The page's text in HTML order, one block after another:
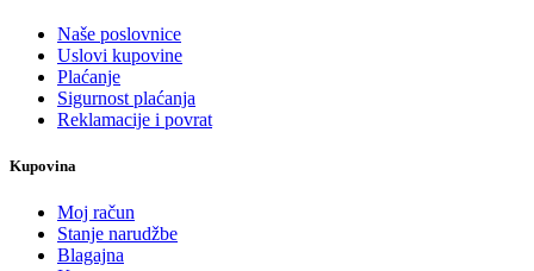
Naše poslovnice
Uslovi kupovine
Plaćanje
Sigurnost plaćanja
Reklamacije i povrat
Kupovina
Moj račun
Stanje narudžbe
Blagajna